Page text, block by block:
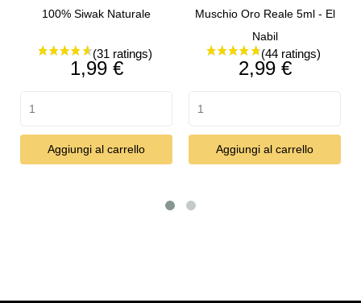
100% Siwak Naturale
Prezzo
1,99 €
Aggiungi al carrello
Muschio Oro Reale 5ml - El
Nabil
Prezzo
2,99 €
Aggiungi al carrello